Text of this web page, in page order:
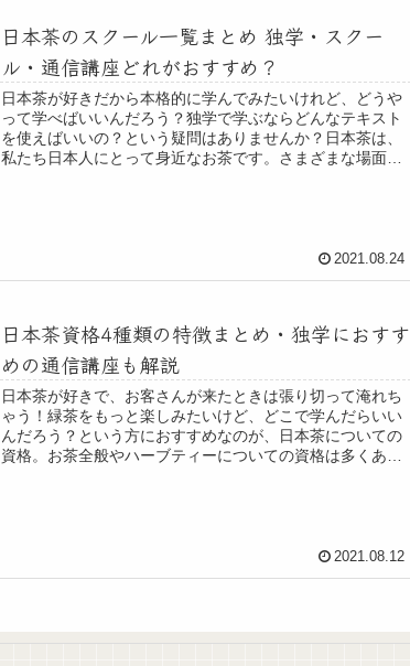
日本茶のスクール一覧まとめ 独学・スクー
ル・通信講座どれがおすすめ？
日本茶が好きだから本格的に学んでみたいけれど、どうや
って学べばいいんだろう？独学で学ぶならどんなテキスト
を使えばいいの？という疑問はありませんか？日本茶は、
私たち日本人にとって身近なお茶です。さまざまな場面で
2021.08.24
日本茶資格4種類の特徴まとめ・独学におすす
めの通信講座も解説
日本茶が好きで、お客さんが来たときは張り切って淹れち
ゃう！緑茶をもっと楽しみたいけど、どこで学んだらいい
んだろう？という方におすすめなのが、日本茶についての
資格。お茶全般やハーブティーについての資格は多くある
2021.08.12